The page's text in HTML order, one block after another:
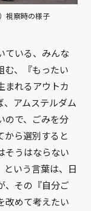
視察時の様子
ている、みんな
む、『もったい
まれるアウトカ
、アムステルダム
ので、ごみを分
から選別すると
そうはならない
という言葉は、日
、その『自分ご
改めて考えたい